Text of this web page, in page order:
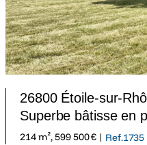
26800 Étoile-sur-
Superbe bâtisse en
214 m², 599 500 € | Ref.1735